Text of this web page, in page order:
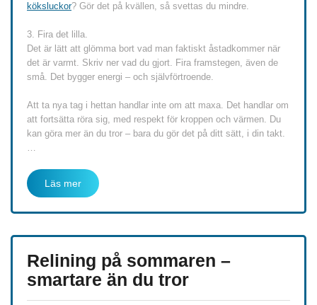
köksluckor? Gör det på kvällen, så svettas du mindre.
3. Fira det lilla.
Det är lätt att glömma bort vad man faktiskt åstadkommer när
det är varmt. Skriv ner vad du gjort. Fira framstegen, även de
små. Det bygger energi – och självförtroende.
Att ta nya tag i hettan handlar inte om att maxa. Det handlar om
att fortsätta röra sig, med respekt för kroppen och värmen. Du
kan göra mer än du tror – bara du gör det på ditt sätt, i din takt.
…
Läs mer
Relining på sommaren –
smartare än du tror